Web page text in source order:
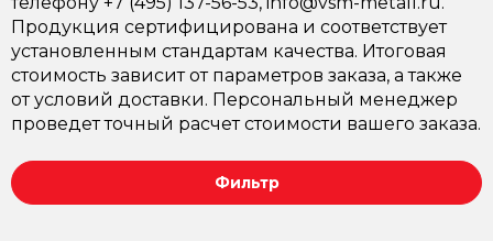
Продукция сертифицирована и соответствует
установленным стандартам качества. Итоговая
стоимость зависит от параметров заказа, а также
от условий доставки. Персональный менеджер
проведет точный расчет стоимости вашего заказа.
Фильтр